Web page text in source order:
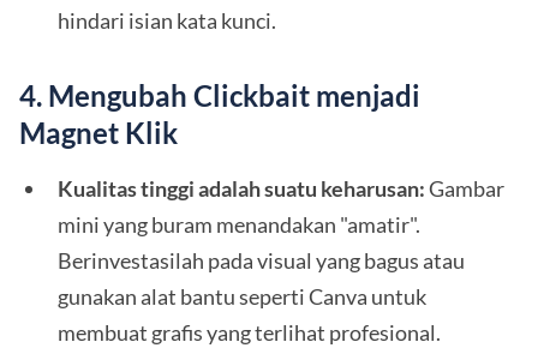
hindari isian kata kunci.
4. Mengubah Clickbait menjadi
Magnet Klik
Kualitas tinggi adalah suatu keharusan:Gambar
mini yang buram menandakan "amatir".
Berinvestasilah pada visual yang bagus atau
gunakan alat bantu seperti Canva untuk
membuat grafis yang terlihat profesional.